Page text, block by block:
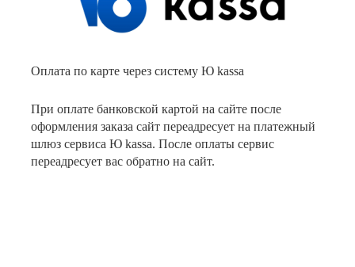
Оплата по карте через систему Ю kassa
При оплате банковской картой на сайте после
оформления заказа сайт переадресует на платежный
шлюз сервиса Ю kassa. После оплаты сервис
переадресует вас обратно на сайт.